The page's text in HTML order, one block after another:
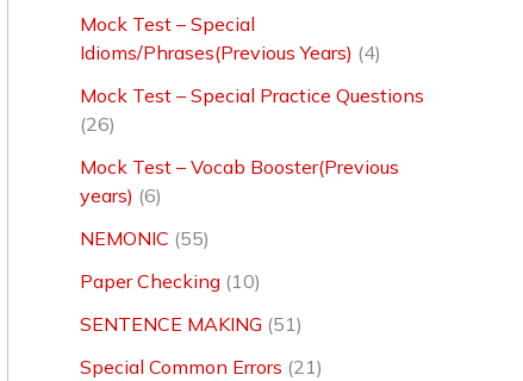
Mock Test – Special
Idioms/Phrases(Previous Years) (4)
Mock Test – Special Practice Questions
(26)
Mock Test – Vocab Booster(Previous
years) (6)
NEMONIC (55)
Paper Checking (10)
SENTENCE MAKING (51)
Special Common Errors (21)